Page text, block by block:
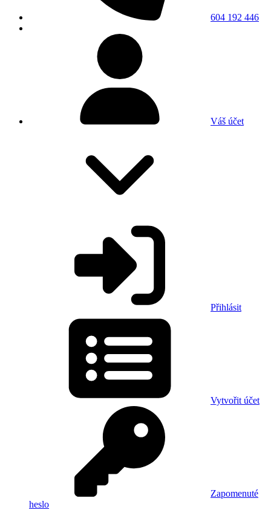
604 192 446
Váš účet
Přihlásit
Vytvořit účet
Zapomenuté
heslo